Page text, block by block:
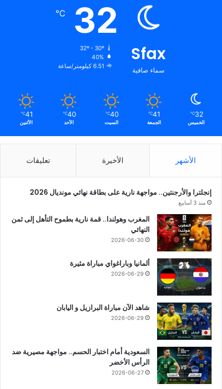
Sfax
سماء صافية
32
℃
32º - 30º
40%
6.51 كيلومتر/ساعة
32
℃
الخميس
41
℃
الجمعة
40
℃
السبت
40
℃
الأحد
41
℃
الأثنين
الأشهر الأخيرة تعليقات
إنجلترا والأرجنتين.. مواجهة نارية على بطاقة نهائي مونديال 2026
منذ 3 أسابيع
المغرب وهولندا.. قمة نارية بطموح التأهل إلى ثمن
النهائي
2026-06-30
ألمانيا وباراغواي مباراة مثيرة
2026-06-29
شاهد الآن مباراة البرازيل و اليابان
2026-06-29
السعودية أمام اختبار الحسم.. مواجهة مصيرية ضد
الرأس الأخضر
2026-06-27